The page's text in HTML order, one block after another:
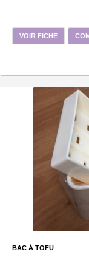
VOIR FICHE
BAC À TOFU